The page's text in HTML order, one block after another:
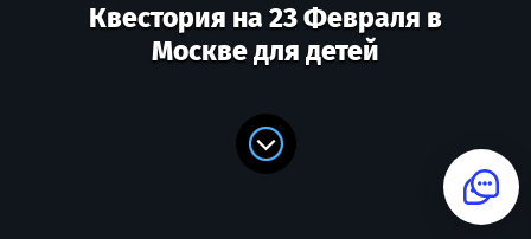
Квестория на 23 Февраля в
Москве для детей